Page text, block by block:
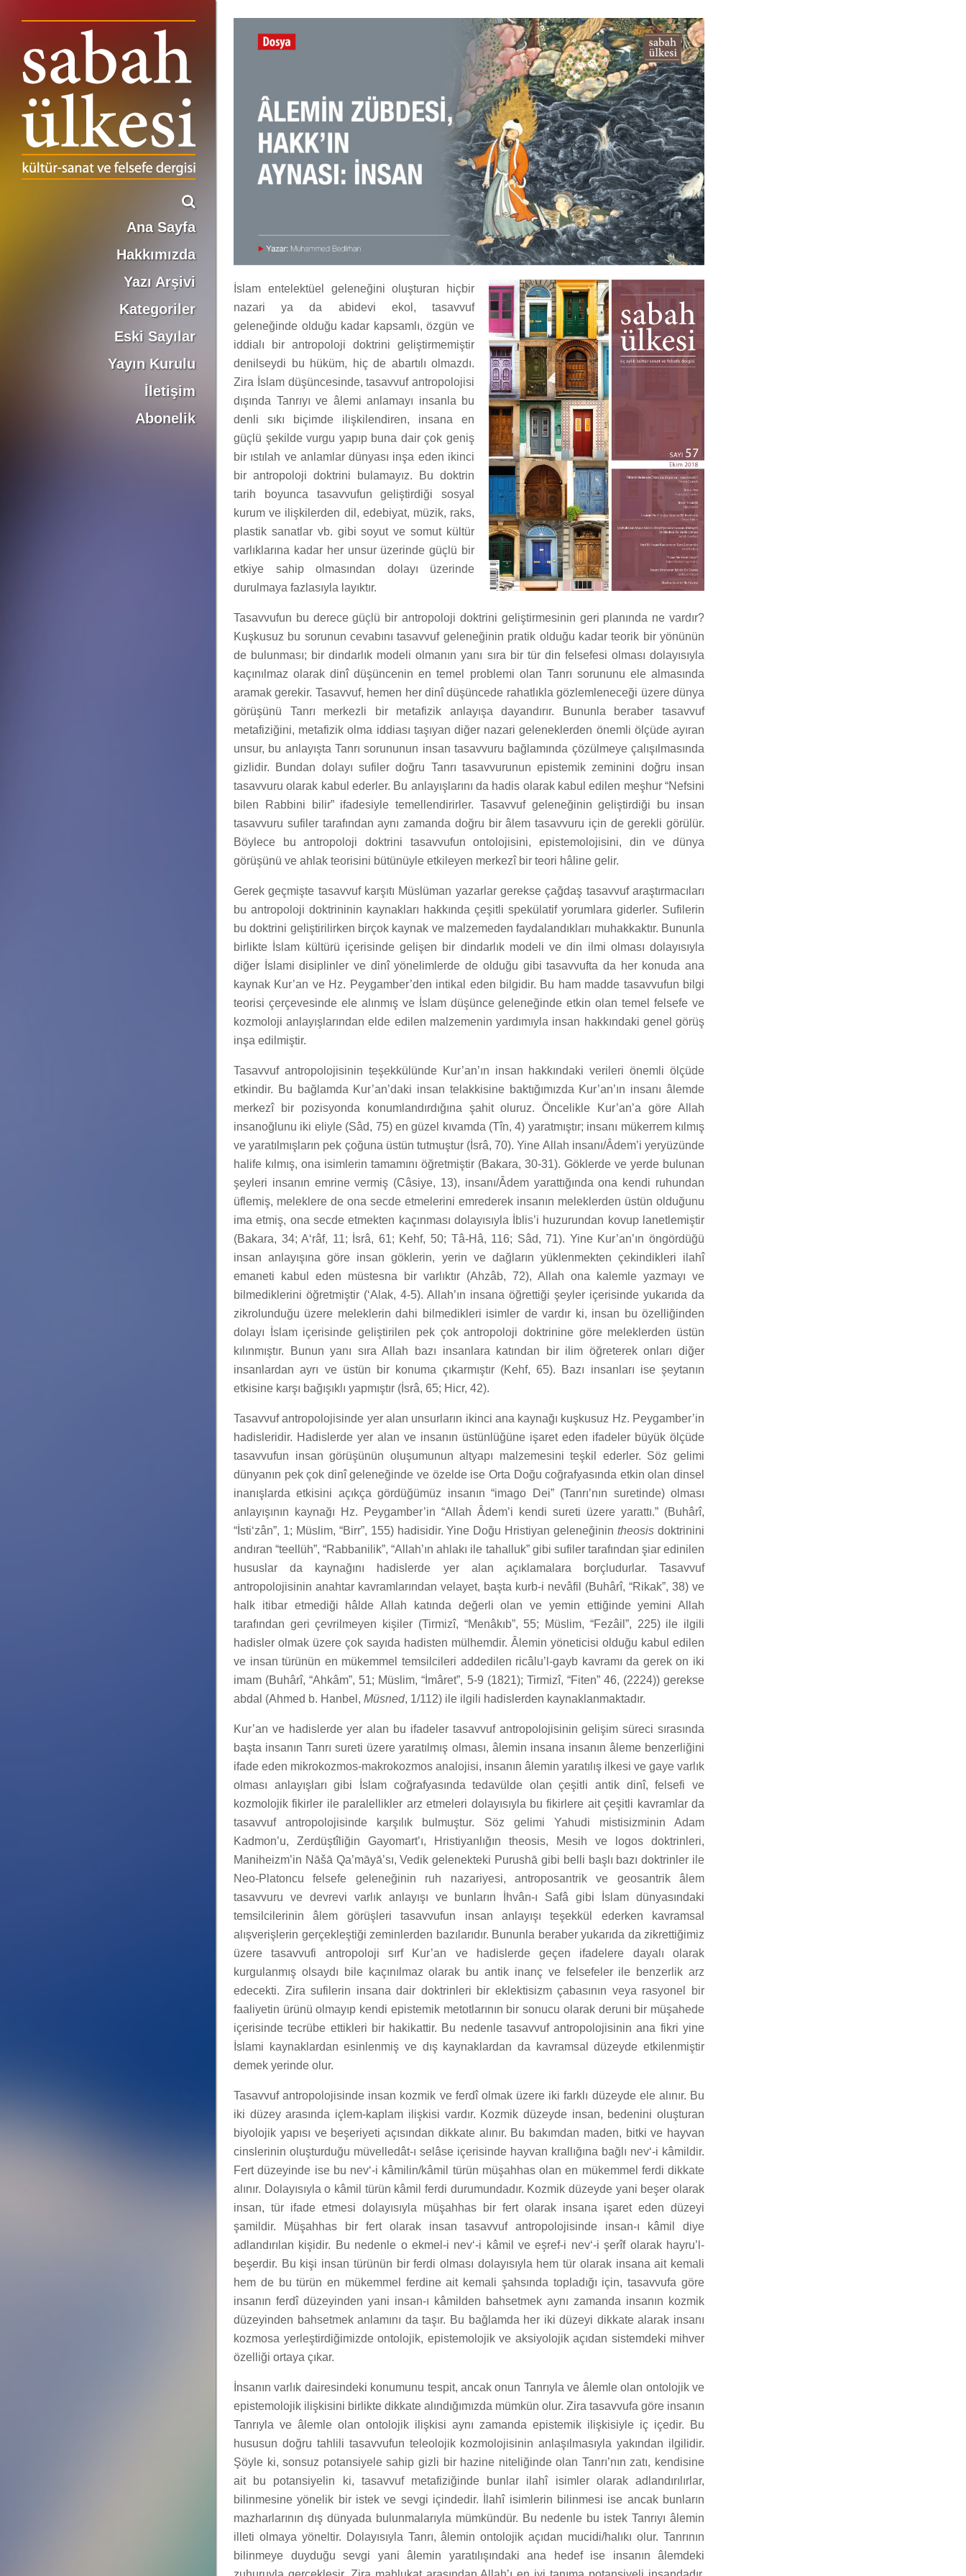
Ana Sayfa
Hakkımızda
Yazı Arşivi
Kategoriler
Eski Sayılar
Yayın Kurulu
İletişim
Abonelik
İslam entelektüel geleneğini oluşturan hiçbir
nazari ya da abidevi ekol, tasavvuf
geleneğinde olduğu kadar kapsamlı, özgün ve
iddialı bir antropoloji doktrini geliştirmemiştir
denilseydi bu hüküm, hiç de abartılı olmazdı.
Zira İslam düşüncesinde, tasavvuf antropolojisi
dışında Tanrıyı ve âlemi anlamayı insanla bu
denli sıkı biçimde ilişkilendiren, insana en
güçlü şekilde vurgu yapıp buna dair çok geniş
bir ıstılah ve anlamlar dünyası inşa eden ikinci
bir antropoloji doktrini bulamayız. Bu doktrin
tarih boyunca tasavvufun geliştirdiği sosyal
kurum ve ilişkilerden dil, edebiyat, müzik, raks,
plastik sanatlar vb. gibi soyut ve somut kültür
varlıklarına kadar her unsur üzerinde güçlü bir
etkiye sahip olmasından dolayı üzerinde
durulmaya fazlasıyla layıktır.
Tasavvufun bu derece güçlü bir antropoloji doktrini geliştirmesinin geri planında ne vardır?
Kuşkusuz bu sorunun cevabını tasavvuf geleneğinin pratik olduğu kadar teorik bir yönünün
de bulunması; bir dindarlık modeli olmanın yanı sıra bir tür din felsefesi olması dolayısıyla
kaçınılmaz olarak dinî düşüncenin en temel problemi olan Tanrı sorununu ele almasında
aramak gerekir. Tasavvuf, hemen her dinî düşüncede rahatlıkla gözlemleneceği üzere dünya
görüşünü Tanrı merkezli bir metafizik anlayışa dayandırır. Bununla beraber tasavvuf
metafiziğini, metafizik olma iddiası taşıyan diğer nazari geleneklerden önemli ölçüde ayıran
unsur, bu anlayışta Tanrı sorununun insan tasavvuru bağlamında çözülmeye çalışılmasında
gizlidir. Bundan dolayı sufiler doğru Tanrı tasavvurunun epistemik zeminini doğru insan
tasavvuru olarak kabul ederler. Bu anlayışlarını da hadis olarak kabul edilen meşhur “Nefsini
bilen Rabbini bilir” ifadesiyle temellendirirler. Tasavvuf geleneğinin geliştirdiği bu insan
tasavvuru sufiler tarafından aynı zamanda doğru bir âlem tasavvuru için de gerekli görülür.
Böylece bu antropoloji doktrini tasavvufun ontolojisini, epistemolojisini, din ve dünya
görüşünü ve ahlak teorisini bütünüyle etkileyen merkezî bir teori hâline gelir.
Gerek geçmişte tasavvuf karşıtı Müslüman yazarlar gerekse çağdaş tasavvuf araştırmacıları
bu antropoloji doktrininin kaynakları hakkında çeşitli spekülatif yorumlara giderler. Sufilerin
bu doktrini geliştirilirken birçok kaynak ve malzemeden faydalandıkları muhakkaktır. Bununla
birlikte İslam kültürü içerisinde gelişen bir dindarlık modeli ve din ilmi olması dolayısıyla
diğer İslami disiplinler ve dinî yönelimlerde de olduğu gibi tasavvufta da her konuda ana
kaynak Kur’an ve Hz. Peygamber’den intikal eden bilgidir. Bu ham madde tasavvufun bilgi
teorisi çerçevesinde ele alınmış ve İslam düşünce geleneğinde etkin olan temel felsefe ve
kozmoloji anlayışlarından elde edilen malzemenin yardımıyla insan hakkındaki genel görüş
inşa edilmiştir.
Tasavvuf antropolojisinin teşekkülünde Kur’an’ın insan hakkındaki verileri önemli ölçüde
etkindir. Bu bağlamda Kur’an’daki insan telakkisine baktığımızda Kur’an’ın insanı âlemde
merkezî bir pozisyonda konumlandırdığına şahit oluruz. Öncelikle Kur’an’a göre Allah
insanoğlunu iki eliyle (Sâd, 75) en güzel kıvamda (Tîn, 4) yaratmıştır; insanı mükerrem kılmış
ve yaratılmışların pek çoğuna üstün tutmuştur (İsrâ, 70). Yine Allah insanı/Âdem’i yeryüzünde
halife kılmış, ona isimlerin tamamını öğretmiştir (Bakara, 30-31). Göklerde ve yerde bulunan
şeyleri insanın emrine vermiş (Câsiye, 13), insanı/Âdem yarattığında ona kendi ruhundan
üflemiş, meleklere de ona secde etmelerini emrederek insanın meleklerden üstün olduğunu
ima etmiş, ona secde etmekten kaçınması dolayısıyla İblis’i huzurundan kovup lanetlemiştir
(Bakara, 34; A‘râf, 11; İsrâ, 61; Kehf, 50; Tâ-Hâ, 116; Sâd, 71). Yine Kur’an’ın öngördüğü
insan anlayışına göre insan göklerin, yerin ve dağların yüklenmekten çekindikleri ilahî
emaneti kabul eden müstesna bir varlıktır (Ahzâb, 72), Allah ona kalemle yazmayı ve
bilmediklerini öğretmiştir (‘Alak, 4-5). Allah’ın insana öğrettiği şeyler içerisinde yukarıda da
zikrolunduğu üzere meleklerin dahi bilmedikleri isimler de vardır ki, insan bu özelliğinden
dolayı İslam içerisinde geliştirilen pek çok antropoloji doktrinine göre meleklerden üstün
kılınmıştır. Bunun yanı sıra Allah bazı insanlara katından bir ilim öğreterek onları diğer
insanlardan ayrı ve üstün bir konuma çıkarmıştır (Kehf, 65). Bazı insanları ise şeytanın
etkisine karşı bağışıklı yapmıştır (İsrâ, 65; Hicr, 42).
Tasavvuf antropolojisinde yer alan unsurların ikinci ana kaynağı kuşkusuz Hz. Peygamber’in
hadisleridir. Hadislerde yer alan ve insanın üstünlüğüne işaret eden ifadeler büyük ölçüde
tasavvufun insan görüşünün oluşumunun altyapı malzemesini teşkil ederler. Söz gelimi
dünyanın pek çok dinî geleneğinde ve özelde ise Orta Doğu coğrafyasında etkin olan dinsel
inanışlarda etkisini açıkça gördüğümüz insanın “imago Dei” (Tanrı’nın suretinde) olması
anlayışının kaynağı Hz. Peygamber’in “Allah Âdem’i kendi sureti üzere yarattı.” (Buhârî,
“İsti‘zân”, 1; Müslim, “Birr”, 155) hadisidir. Yine Doğu Hristiyan geleneğinintheosis doktrinini
andıran “teellüh”, “Rabbanilik”, “Allah’ın ahlakı ile tahalluk” gibi sufiler tarafından şiar edinilen
hususlar da kaynağını hadislerde yer alan açıklamalara borçludurlar. Tasavvuf
antropolojisinin anahtar kavramlarından velayet, başta kurb-i nevâfil (Buhârî, “Rikak”, 38) ve
halk itibar etmediği hâlde Allah katında değerli olan ve yemin ettiğinde yemini Allah
tarafından geri çevrilmeyen kişiler (Tirmizî, “Menâkıb”, 55; Müslim, “Fezâil”, 225) ile ilgili
hadisler olmak üzere çok sayıda hadisten mülhemdir. Âlemin yöneticisi olduğu kabul edilen
ve insan türünün en mükemmel temsilcileri addedilen ricâlu’l-gayb kavramı da gerek on iki
imam (Buhârî, “Ahkâm”, 51; Müslim, “İmâret”, 5-9 (1821); Tirmizî, “Fiten” 46, (2224)) gerekse
abdal (Ahmed b. Hanbel, Müsned, 1/112) ile ilgili hadislerden kaynaklanmaktadır.
Kur’an ve hadislerde yer alan bu ifadeler tasavvuf antropolojisinin gelişim süreci sırasında
başta insanın Tanrı sureti üzere yaratılmış olması, âlemin insana insanın âleme benzerliğini
ifade eden mikrokozmos-makrokozmos analojisi, insanın âlemin yaratılış ilkesi ve gaye varlık
olması anlayışları gibi İslam coğrafyasında tedavülde olan çeşitli antik dinî, felsefi ve
kozmolojik fikirler ile paralellikler arz etmeleri dolayısıyla bu fikirlere ait çeşitli kavramlar da
tasavvuf antropolojisinde karşılık bulmuştur. Söz gelimi Yahudi mistisizminin Adam
Kadmon’u, Zerdüştîliğin Gayomart’ı, Hristiyanlığın theosis, Mesih ve logos doktrinleri,
Maniheizm’in Nāšā Qa’māyā’sı, Vedik gelenekteki Purushā gibi belli başlı bazı doktrinler ile
Neo-Platoncu felsefe geleneğinin ruh nazariyesi, antroposantrik ve geosantrik âlem
tasavvuru ve devrevi varlık anlayışı ve bunların İhvân-ı Safâ gibi İslam dünyasındaki
temsilcilerinin âlem görüşleri tasavvufun insan anlayışı teşekkül ederken kavramsal
alışverişlerin gerçekleştiği zeminlerden bazılarıdır. Bununla beraber yukarıda da zikrettiğimiz
üzere tasavvufi antropoloji sırf Kur’an ve hadislerde geçen ifadelere dayalı olarak
kurgulanmış olsaydı bile kaçınılmaz olarak bu antik inanç ve felsefeler ile benzerlik arz
edecekti. Zira sufilerin insana dair doktrinleri bir eklektisizm çabasının veya rasyonel bir
faaliyetin ürünü olmayıp kendi epistemik metotlarının bir sonucu olarak deruni bir müşahede
içerisinde tecrübe ettikleri bir hakikattir. Bu nedenle tasavvuf antropolojisinin ana fikri yine
İslami kaynaklardan esinlenmiş ve dış kaynaklardan da kavramsal düzeyde etkilenmiştir
demek yerinde olur.
Tasavvuf antropolojisinde insan kozmik ve ferdî olmak üzere iki farklı düzeyde ele alınır. Bu
iki düzey arasında içlem-kaplam ilişkisi vardır. Kozmik düzeyde insan, bedenini oluşturan
biyolojik yapısı ve beşeriyeti açısından dikkate alınır. Bu bakımdan maden, bitki ve hayvan
cinslerinin oluşturduğu müvelledât-ı selâse içerisinde hayvan krallığına bağlı nev‘-i kâmildir.
Fert düzeyinde ise bu nev‘-i kâmilin/kâmil türün müşahhas olan en mükemmel ferdi dikkate
alınır. Dolayısıyla o kâmil türün kâmil ferdi durumundadır. Kozmik düzeyde yani beşer olarak
insan, tür ifade etmesi dolayısıyla müşahhas bir fert olarak insana işaret eden düzeyi
şamildir. Müşahhas bir fert olarak insan tasavvuf antropolojisinde insan-ı kâmil diye
adlandırılan kişidir. Bu nedenle o ekmel-i nev‘-i kâmil ve eşref-i nev‘-i şerîf olarak hayru’l-
beşerdir. Bu kişi insan türünün bir ferdi olması dolayısıyla hem tür olarak insana ait kemali
hem de bu türün en mükemmel ferdine ait kemali şahsında topladığı için, tasavvufa göre
insanın ferdî düzeyinden yani insan-ı kâmilden bahsetmek aynı zamanda insanın kozmik
düzeyinden bahsetmek anlamını da taşır. Bu bağlamda her iki düzeyi dikkate alarak insanı
kozmosa yerleştirdiğimizde ontolojik, epistemolojik ve aksiyolojik açıdan sistemdeki mihver
özelliği ortaya çıkar.
İnsanın varlık dairesindeki konumunu tespit, ancak onun Tanrıyla ve âlemle olan ontolojik ve
epistemolojik ilişkisini birlikte dikkate alındığımızda mümkün olur. Zira tasavvufa göre insanın
Tanrıyla ve âlemle olan ontolojik ilişkisi aynı zamanda epistemik ilişkisiyle iç içedir. Bu
hususun doğru tahlili tasavvufun teleolojik kozmolojisinin anlaşılmasıyla yakından ilgilidir.
Şöyle ki, sonsuz potansiyele sahip gizli bir hazine niteliğinde olan Tanrı’nın zatı, kendisine
ait bu potansiyelin ki, tasavvuf metafiziğinde bunlar ilahî isimler olarak adlandırılırlar,
bilinmesine yönelik bir istek ve sevgi içindedir. İlahî isimlerin bilinmesi ise ancak bunların
mazharlarının dış dünyada bulunmalarıyla mümkündür. Bu nedenle bu istek Tanrıyı âlemin
illeti olmaya yöneltir. Dolayısıyla Tanrı, âlemin ontolojik açıdan mucidi/halıkı olur. Tanrının
bilinmeye duyduğu sevgi yani âlemin yaratılışındaki ana hedef ise insanın âlemdeki